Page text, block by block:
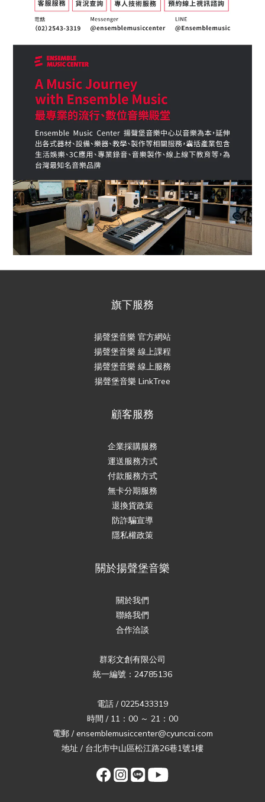
旗下服務
揚聲堡音樂 官方網站
揚聲堡音樂 線上課程
揚聲堡音樂 線上服務
揚聲堡音樂 LinkTree
顧客服務
企業採購服務
運送服務方式
付款服務方式
無卡分期服務
退換貨政策
防詐騙宣導
隱私權政策
關於揚聲堡音樂
關於我們
聯絡我們
合作洽談
群彩文創有限公司
統一編號：24785136
電話 / 0225433319
時間 / 11：00 ～ 21：00
電郵 / ensemblemusiccenter@cyuncai.com
地址 / 台北市中山區松江路26巷1號1樓